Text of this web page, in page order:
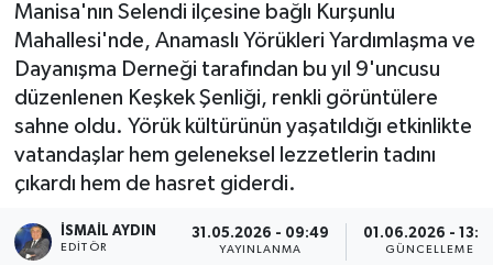
Manisa'nın Selendi ilçesine bağlı Kurşunlu
Mahallesi'nde, Anamaslı Yörükleri Yardımlaşma ve
Dayanışma Derneği tarafından bu yıl 9'uncusu
düzenlenen Keşkek Şenliği, renkli görüntülere
sahne oldu. Yörük kültürünün yaşatıldığı etkinlikte
vatandaşlar hem geleneksel lezzetlerin tadını
çıkardı hem de hasret giderdi.
İSMAIL AYDIN
EDITÖR
31.05.2026 - 09:49
YAYINLANMA
01.06.2026 -
GÜNCELLEME
RESMİ REKLAM